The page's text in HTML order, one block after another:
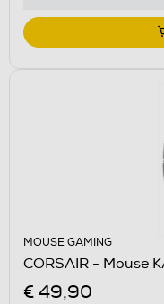
MOUSE GAMING
CORSAIR - Mouse
€ 49,90